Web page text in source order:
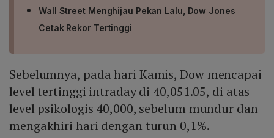
Wall Street Menghijau Pekan Lalu, Dow Jones
Cetak Rekor Tertinggi
Sebelumnya, pada hari Kamis, Dow mencapai
level tertinggi intraday di 40,051.05, di atas
level psikologis 40,000, sebelum mundur dan
mengakhiri hari dengan turun 0,1%.